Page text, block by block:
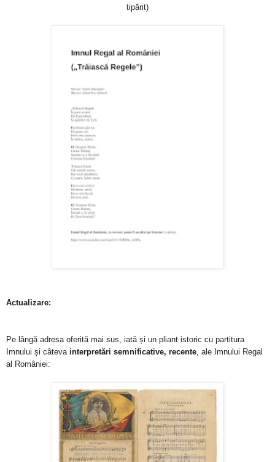
tipărit)
Actualizare:
Pe lângă adresa oferită mai sus, iată și un pliant istoric cu partitura
Imnului și câteva interpretări semnificative, recente , ale Imnului Regal
al României: